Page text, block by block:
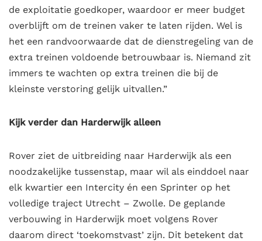
de exploitatie goedkoper, waardoor er meer budget
overblijft om de treinen vaker te laten rijden. Wel is
het een randvoorwaarde dat de dienstregeling van de
extra treinen voldoende betrouwbaar is. Niemand zit
immers te wachten op extra treinen die bij de
kleinste verstoring gelijk uitvallen.”
Kijk verder dan Harderwijk alleen
Rover ziet de uitbreiding naar Harderwijk als een
noodzakelijke tussenstap, maar wil als einddoel naar
elk kwartier een Intercity én een Sprinter op het
volledige traject Utrecht – Zwolle. De geplande
verbouwing in Harderwijk moet volgens Rover
daarom direct ‘toekomstvast’ zijn. Dit betekent dat